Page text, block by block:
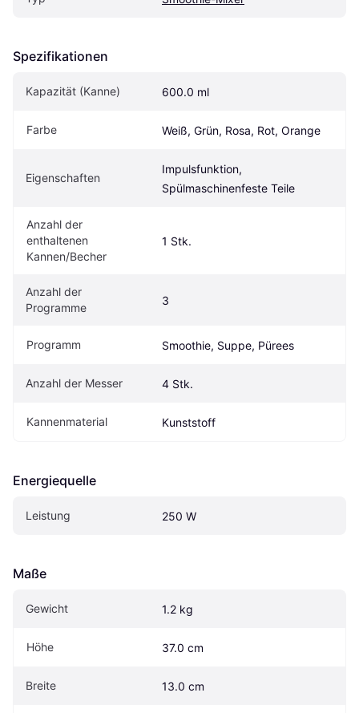
Spezifikationen
Kapazität (Kanne) 600.0 ml
Farbe Weiß, Grün, Rosa, Rot, Orange
Eigenschaften
Impulsfunktion,
Spülmaschinenfeste Teile
Anzahl der
enthaltenen
Kannen/Becher
1 Stk.
Anzahl der
Programme
3
Programm Smoothie, Suppe, Pürees
Anzahl der Messer 4 Stk.
Kannenmaterial Kunststoff
Energiequelle
Leistung 250 W
Maße
Gewicht 1.2 kg
Höhe 37.0 cm
Breite 13.0 cm